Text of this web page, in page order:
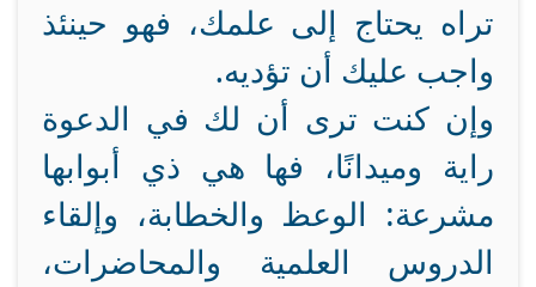
تراه يحتاج إلى علمك، فهو حينئذ
واجب عليك أن تؤديه.
وإن كنت ترى أن لك في الدعوة
راية وميدانًا، فها هي ذي أبوابها
مشرعة: الوعظ والخطابة، وإلقاء
الدروس العلمية والمحاضرات،